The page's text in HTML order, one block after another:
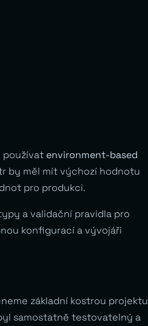
používat environment-based
by měl mít výchozí hodnotu
pro produkci.
a validační pravidla pro
konfigurací a vývojáři
základní kostrou projektu
samostatně testovatelný a